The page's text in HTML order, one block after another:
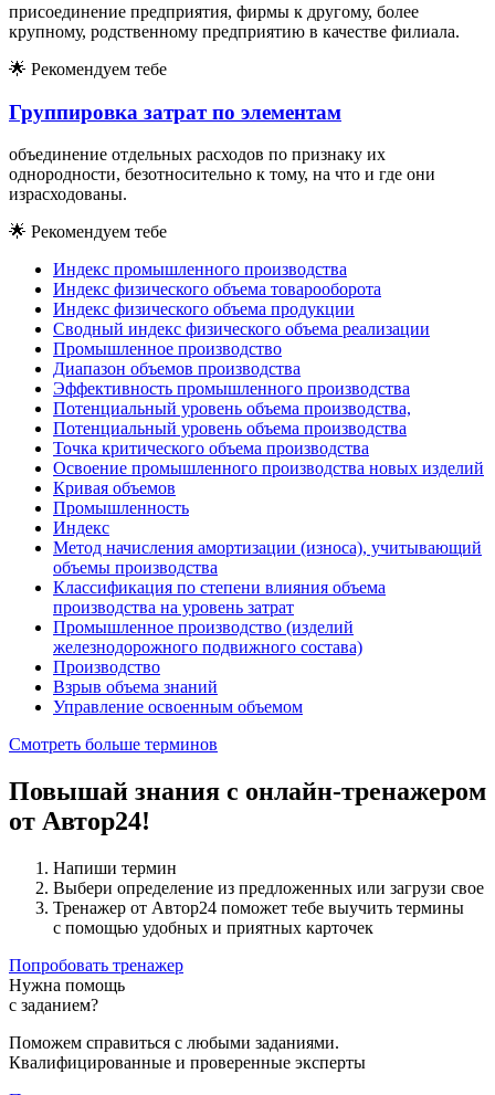
присоединение предприятия, фирмы к другому, более
крупному, родственному предприятию в качестве филиала.
🌟 Рекомендуем тебе
Группировка затрат по элементам
объединение отдельных расходов по признаку их
однородности, безотносительно к тому, на что и где они
израсходованы.
🌟 Рекомендуем тебе
Индекс промышленного производства
Индекс физического объема товарооборота
Индекс физического объема продукции
Сводный индекс физического объема реализации
Промышленное производство
Диапазон объемов производства
Эффективность промышленного производства
Потенциальный уровень объема производства,
Потенциальный уровень объема производства
Точка критического объема производства
Освоение промышленного производства новых изделий
Кривая объемов
Промышленность
Индекс
Метод начисления амортизации (износа), учитывающий
объемы производства
Классификация по степени влияния объема
производства на уровень затрат
Промышленное производство (изделий
железнодорожного подвижного состава)
Производство
Взрыв объема знаний
Управление освоенным объемом
Смотреть больше терминов
Повышай знания с онлайн-тренажером
от Автор24!
Напиши термин
Выбери определение из предложенных или загрузи свое
Тренажер от Автор24 поможет тебе выучить термины
с помощью удобных и приятных карточек
Попробовать тренажер
Нужна помощь
с заданием?
Поможем справиться с любыми заданиями.
Квалифицированные и проверенные эксперты